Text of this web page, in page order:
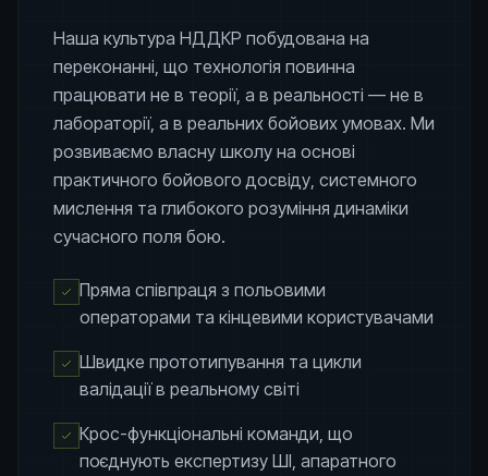
Наша культура НДДКР побудована на
переконанні, що технологія повинна
працювати не в теорії, а в реальності — не в
лабораторії, а в реальних бойових умовах. Ми
розвиваємо власну школу на основі
практичного бойового досвіду, системного
мислення та глибокого розуміння динаміки
сучасного поля бою.
Пряма співпраця з польовими
операторами та кінцевими користувачами
Швидке прототипування та цикли
валідації в реальному світі
Крос-функціональні команди, що
поєднують експертизу ШІ, апаратного